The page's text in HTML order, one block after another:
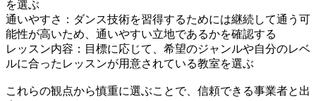
を選ぶ
通いやすさ：ダンス技術を習得するためには継続して通う可
能性が高いため、通いやすい立地であるかを確認する
レッスン内容：目標に応じて、希望のジャンルや自分のレベ
ルに合ったレッスンが用意されている教室を選ぶ
これらの観点から慎重に選ぶことで、信頼できる事業者と出